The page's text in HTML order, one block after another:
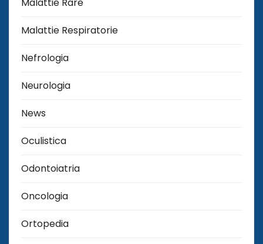
Malattie Rare
Malattie Respiratorie
Nefrologia
Neurologia
News
Oculistica
Odontoiatria
Oncologia
Ortopedia